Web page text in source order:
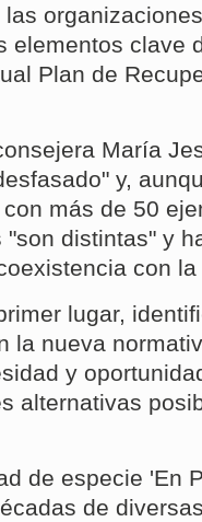
elementos clave
Plan de
María
y,
más de 50
distintas" y
con
lugar,
la nueva
y
alternativas
de especie 'En
de